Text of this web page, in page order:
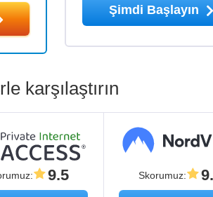
Şimdi Başlayın
karşılaştırın
: 9.5 Skorumuz: